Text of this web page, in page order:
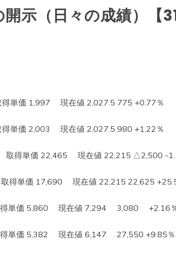
示（日々の成績）【
単価 1,997 現在値 2,027.5 775 +0.77％
単価 2,003 現在値 2,027.5 980 +1.22％
取得単価 22,465 現在値 22,215 △2,500 -
得単価 17,690 現在値 22,215 22,625
得単価 5,860 現在値 7,294 3,080 +2.16
単価 5,382 現在値 6,147 27,550 +9.85％